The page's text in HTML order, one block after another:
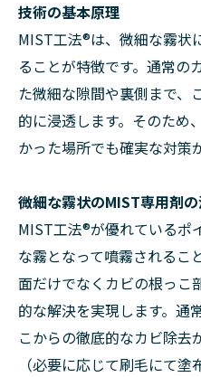
技術の基本原理
MIST工法®は、微細な霧状
ることが特徴です。通常の
た微細な隙間や裏側まで、
的に浸透します。そのため
かった場所でも確実な対策
微細な霧状のMIST専用剤
MIST工法®が優れているポ
な霧となって噴霧されるこ
面だけでなくカビの根っこ
的な解決を実現します。通
こからの徹底的なカビ除去
（必要に応じて刷毛にて塗